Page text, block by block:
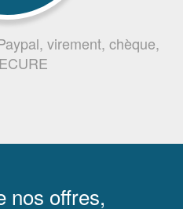
virement, chèque,
nos offres,